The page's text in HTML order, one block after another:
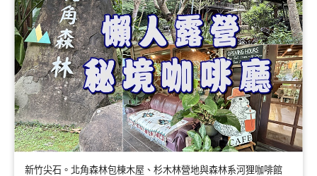
新竹尖石。北角森林包棟木屋、杉木林營地與森林系河狸咖啡館